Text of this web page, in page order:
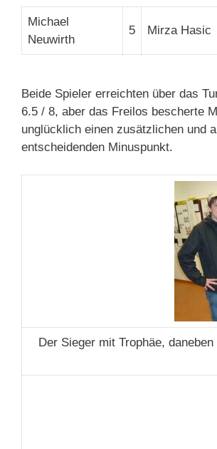
Michael
Neuwirth
5 Mirza Hasic
Beide Spieler erreichten über das
6.5 / 8, aber das Freilos bescherte
unglücklich einen zusätzlichen und
entscheidenden Minuspunkt.
Der Sieger mit Trophäe,